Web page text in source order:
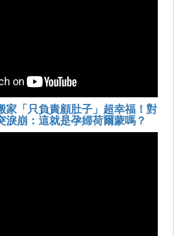
家「只負責顧肚子」超幸福！對
淚崩：這就是孕婦荷爾蒙嗎？